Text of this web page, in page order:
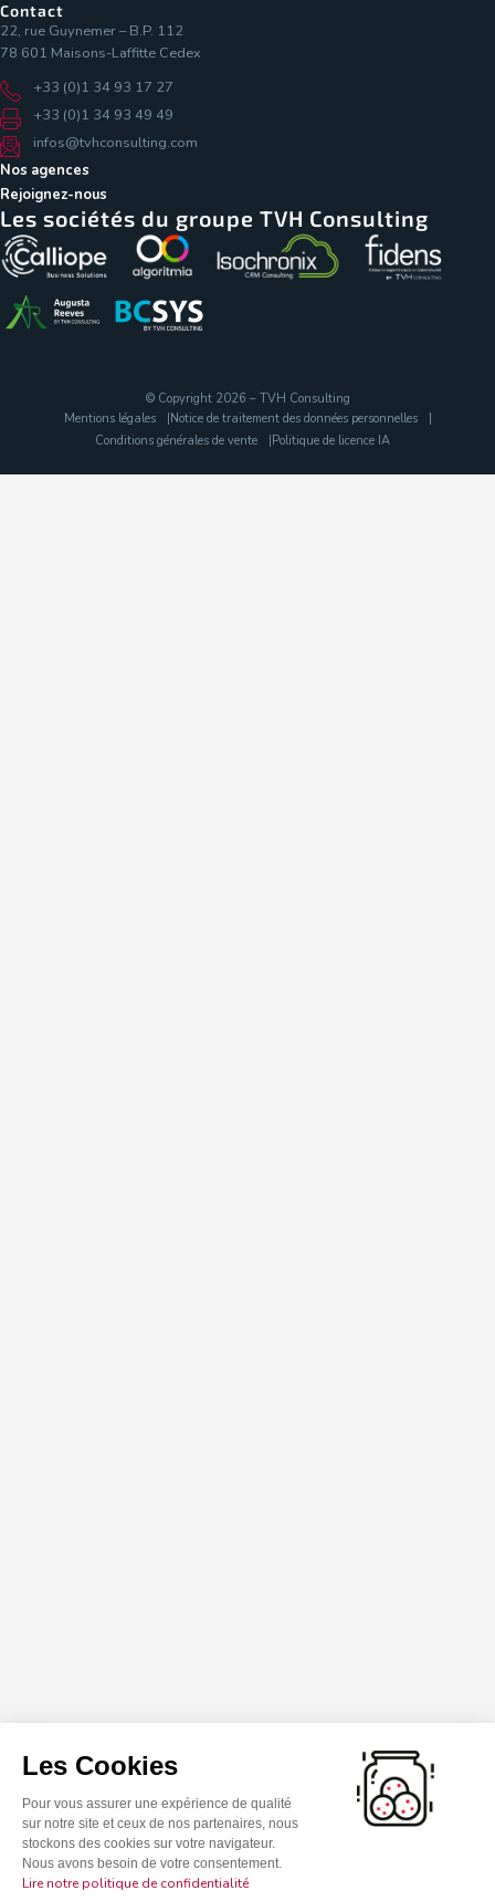
Contact
22, rue Guynemer – B.P. 112
78 601 Maisons-Laffitte Cedex
+33 (0)1 34 93 17 27
+33 (0)1 34 93 49 49
infos@tvhconsulting.com
Nos agences
Rejoignez-nous
Les sociétés du groupe TVH Consulting
© Copyright 2026 – TVH Consulting
Mentions légales
Notice de traitement des données personnelles
Conditions générales de vente
Politique de licence IA
Les Cookies
Pour vous assurer une expérience de qualité
sur notre site et ceux de nos partenaires, nous
stockons des cookies sur votre navigateur.
Nous avons besoin de votre consentement.
Lire notre politique de confidentialité